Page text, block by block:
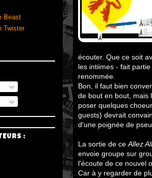
écouter. Que ce soit
les intiimes - fait
renommée.
Bon, il faut bien
de bout en bout, mais
poser quelques
guests) devrait
d'une poignée de
La sortie de ce Allez
envoie groupe sur
l'écoute de ce nouvel
Car à y regarder de
Beast
Twister
: